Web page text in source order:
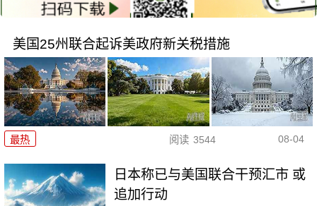
美国25州联合起诉美政府新关税措施
最热 阅读 3544 08-04
日本称已与美国联合干预汇市 或
追加行动